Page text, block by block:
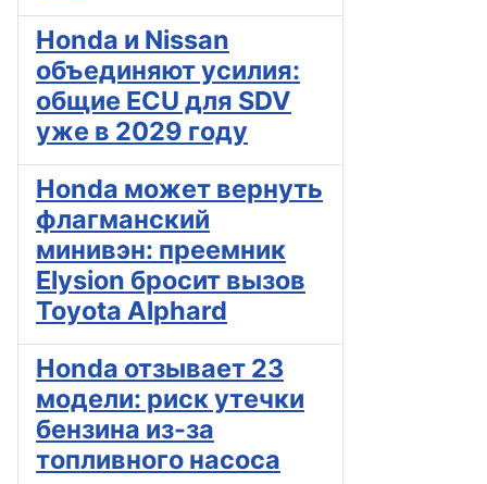
Honda и Nissan
объединяют усилия:
общие ECU для SDV
уже в 2029 году
Honda может вернуть
флагманский
минивэн: преемник
Elysion бросит вызов
Toyota Alphard
Honda отзывает 23
модели: риск утечки
бензина из-за
топливного насоса